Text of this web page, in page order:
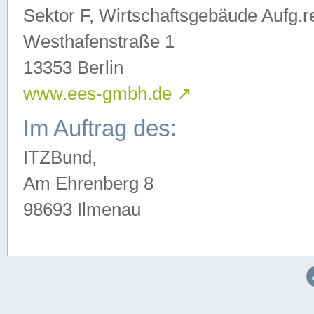
Sektor F, Wirtschaftsgebäude
Westhafenstraße 1
13353 Berlin
www.ees-gmbh.de ↗
Im Auftrag des:
ITZBund,
Am Ehrenberg 8
98693 Ilmenau